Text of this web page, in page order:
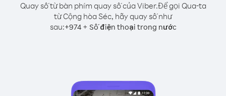
Quay số từ bàn phím quay số của Viber.Để gọi Qua-ta
từ Cộng hòa Séc, hãy quay số như
sau:+974+ Số điện thoại trong nước